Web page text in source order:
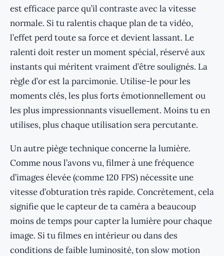
est efficace parce qu’il contraste avec la vitesse
normale. Si tu ralentis chaque plan de ta vidéo,
l’effet perd toute sa force et devient lassant. Le
ralenti doit rester un moment spécial, réservé aux
instants qui méritent vraiment d’être soulignés. La
règle d’or est la parcimonie. Utilise-le pour les
moments clés, les plus forts émotionnellement ou
les plus impressionnants visuellement. Moins tu en
utilises, plus chaque utilisation sera percutante.
Un autre piège technique concerne la lumière.
Comme nous l’avons vu, filmer à une fréquence
d’images élevée (comme 120 FPS) nécessite une
vitesse d’obturation très rapide. Concrètement, cela
signifie que le capteur de ta caméra a beaucoup
moins de temps pour capter la lumière pour chaque
image. Si tu filmes en intérieur ou dans des
conditions de faible luminosité, ton slow motion